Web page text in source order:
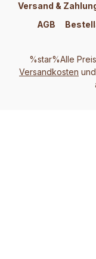
Versand &
AGB
%star%Alle
Versandkosten